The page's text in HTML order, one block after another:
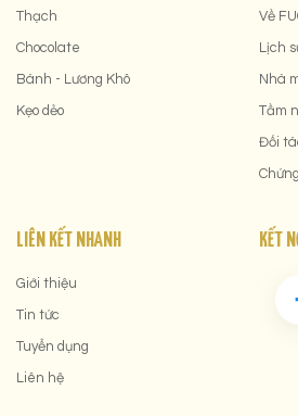
Thạch
Chocolate
Bánh - Lương Khô
Kẹo dẻo
Về
Lịch
Nhà
Tầm
Đối
LIÊN KẾT NHANH
Giới thiệu
Tin tức
Tuyển dụng
Liên hệ
KẾT